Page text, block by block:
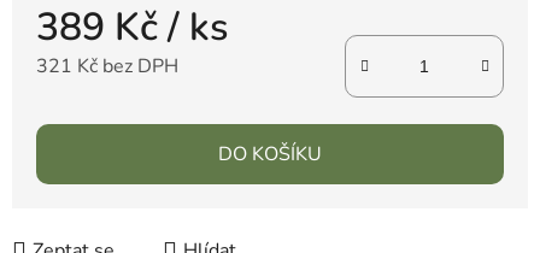
389 Kč/ ks
321 Kč bez DPH
DO KOŠÍKU